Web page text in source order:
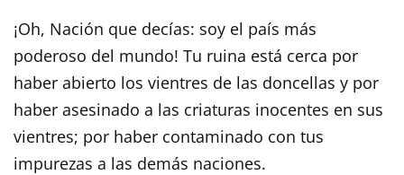
¡Oh, Nación que decías: soy el país más
poderoso del mundo! Tu ruina está cerca por
haber abierto los vientres de las doncellas y por
haber asesinado a las criaturas inocentes en sus
vientres; por haber contaminado con tus
impurezas a las demás naciones.